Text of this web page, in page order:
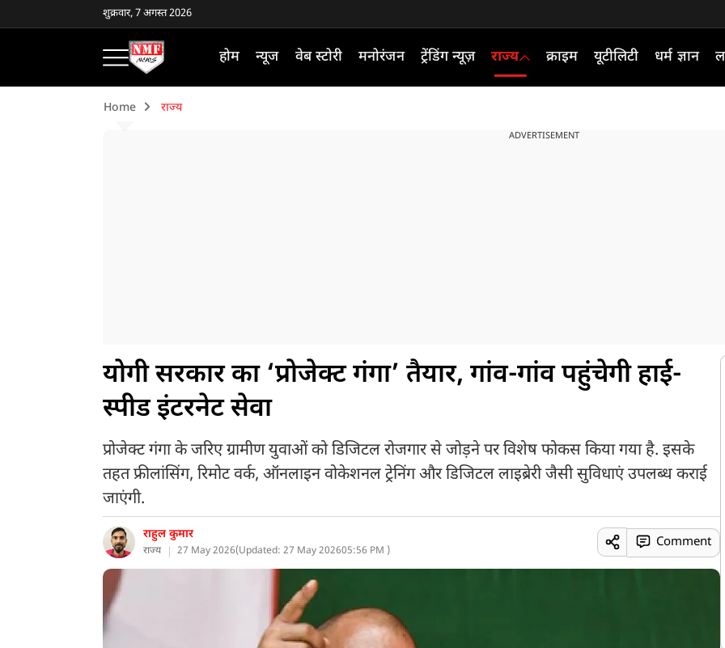
शुक्रवार, 7 अगस्त 2026
होम न्यूज वेब स्टोरी मनोरंजन ट्रेंडिंग न्यूज़ राज्य क्राइम यूटीलिटी धर्म ज्ञान
Home राज्य
ADVERTISEMENT
योगी सरकार का ‘प्रोजेक्ट गंगा’ तैयार, गांव-गांव पहुंचेगी हाई-
स्पीड इंटरनेट सेवा
प्रोजेक्ट गंगा के जरिए ग्रामीण युवाओं को डिजिटल रोजगार से जोड़ने पर विशेष फोकस किया गया है. इसके
तहत फ्रीलांसिंग, रिमोट वर्क, ऑनलाइन वोकेशनल ट्रेनिंग और डिजिटल लाइब्रेरी जैसी सुविधाएं उपलब्ध कराई
जाएंगी.
राहुल कुमार
राज्य 27 May 2026(Updated: 27 May 202605:56 PM )
Comment